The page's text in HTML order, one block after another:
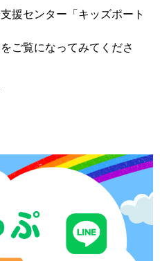
援センター「キッズポート
ご覧になってみてくださ